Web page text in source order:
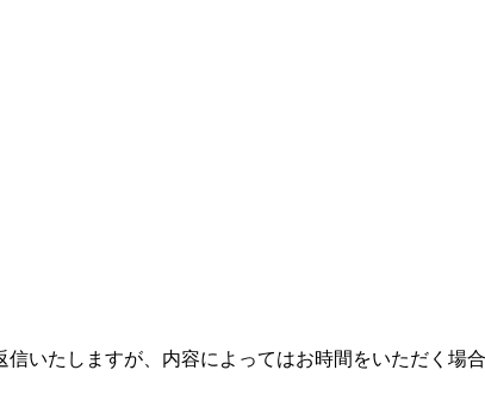
いたしますが、内容によってはお時間をいただく場